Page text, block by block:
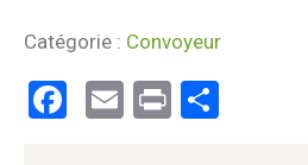
Catégorie : Convoyeur
Facebook
Email
Print